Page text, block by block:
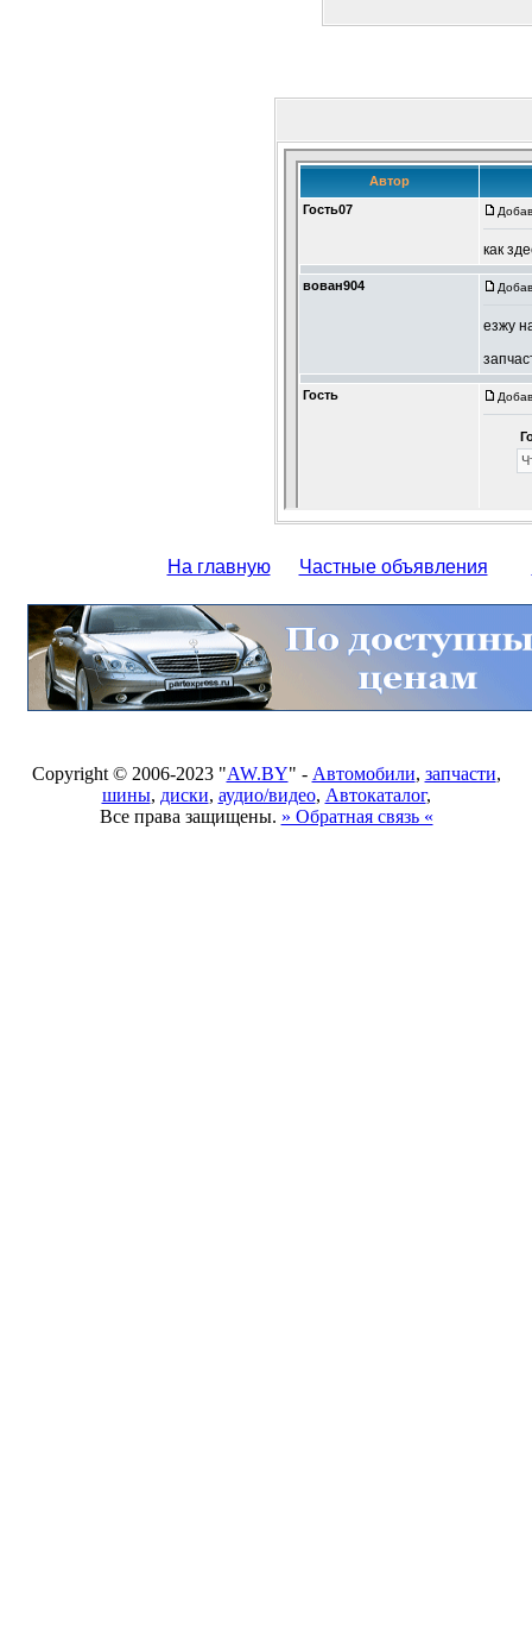
На главную Частные объявления
Copyright © 2006-2023 "AW.BY" - Автомобили, запчасти,
шины, диски, аудио/видео, Автокаталог,
Все права защищены. » Обратная связь «